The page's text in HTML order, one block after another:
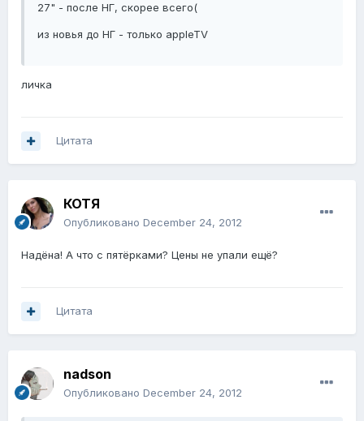
27" - после НГ, скорее всего(
из новья до НГ - только appleTV
личка
Цитата
КОТЯ
Опубликовано December 24, 2012
Надёна! А что с пятёрками? Цены не упали ещё?
Цитата
nadson
Опубликовано December 24, 2012